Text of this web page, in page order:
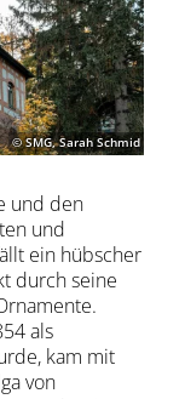
© SMG, Sarah Schmid
und den
und
ein hübscher
durch seine
als
kam mit
von